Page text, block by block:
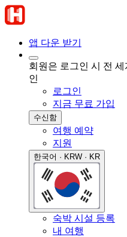
앱 다운 받기
회원은 로그인 시 전
인
로그인
지금 무료 가입
수신함
여행 예약
지원
한국어 · KRW · KR
숙박 시설 등록
내 여행